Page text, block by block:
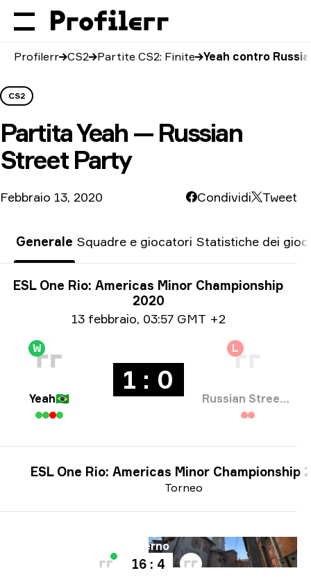
Profilerr CS2 Partite CS2: Finite Yeah contro
CS2
PartitaYeah — Russian
Street Party
Febbraio 13, 2020 Condividi Tweet
Generale Squadre e giocatori Statistiche dei
Informazioni sul torneo
ESL One Rio: Americas Minor Championship
2020
Informazioni sulla data
13 febbraio, 03:57 GMT +2
W
Yeah🇧🇷
1 : 0
L
Russian Street Party
Torneo
ESL One Rio: Americas Minor Championship
Inferno
16 : 4